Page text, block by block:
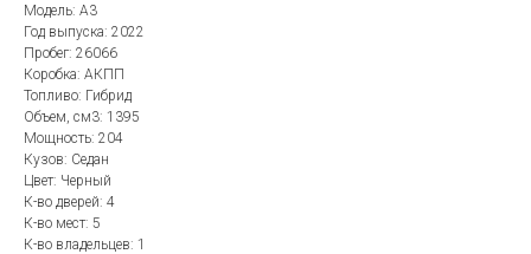
Модель: A3
Год выпуска: 2022
Пробег: 26066
Коробка: АКПП
Топливо: Гибрид
Объем, см3: 1395
Мощность: 204
Кузов: Седан
Цвет: Черный
К-во дверей: 4
К-во мест: 5
К-во владельцев: 1